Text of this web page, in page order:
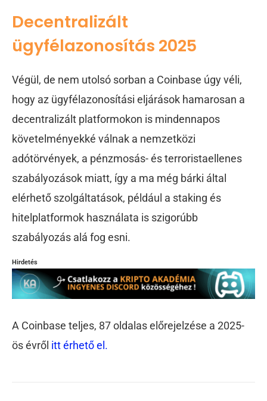
Decentralizált
ügyfélazonosítás 2025
Végül, de nem utolsó sorban a Coinbase úgy véli,
hogy az ügyfélazonosítási eljárások hamarosan a
decentralizált platformokon is mindennapos
követelményekké válnak a nemzetközi
adótörvények, a pénzmosás- és terroristaellenes
szabályozások miatt, így a ma még bárki által
elérhető szolgáltatások, például a staking és
hitelplatformok használata is szigorúbb
szabályozás alá fog esni.
Hirdetés
A Coinbase teljes, 87 oldalas előrejelzése a 2025-
ös évről itt érhető el.